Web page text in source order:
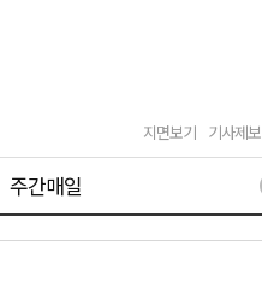
지면보기 기사제보
주간매일